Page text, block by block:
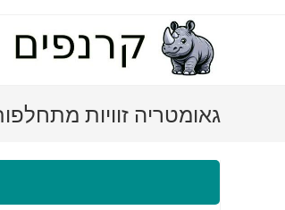
גאומטריה זוויות